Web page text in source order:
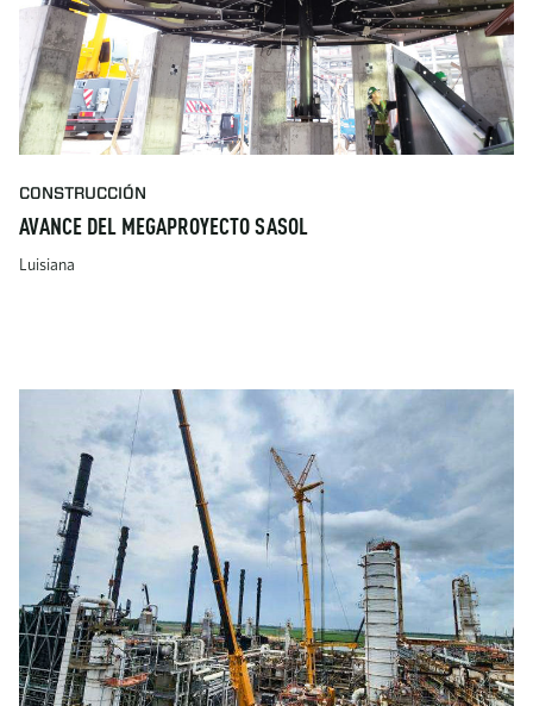
CONSTRUCCIÓN
AVANCE DEL MEGAPROYECTO SASOL
Luisiana